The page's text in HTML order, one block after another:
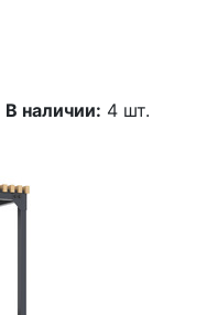
В наличии: 4 шт.